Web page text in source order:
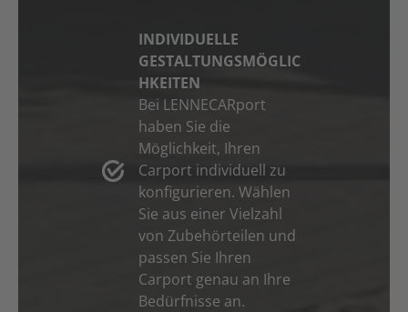
INDIVIDUELLE
GESTALTUNGSMÖGLIC
HKEITEN
Bei LENNECARport
haben Sie die
Möglichkeit, Ihren
Carport individuell zu
konfigurieren. Wählen
Sie aus einer Vielzahl
von Zubehörteilen und
passen Sie Ihren
Carport genau an Ihre
Bedürfnisse an.